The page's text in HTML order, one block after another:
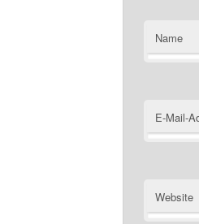
Name
E-Mail-
Website